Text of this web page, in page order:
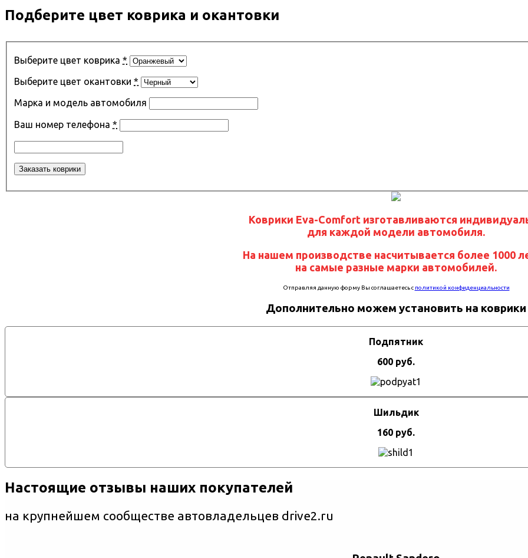
Подберите цвет коврика и окантовки
Выберите цвет коврика *
Выберите цвет окантовки *
Марка и модель автомобиля
Ваш номер телефона *
Коврики Eva-Comfort изготавливаются
для каждой модели автомобиля.
На нашем производстве насчитывается более 1000
на самые разные марки автомобилей.
Отправляя данную форму Вы соглашаетесь с политикой конфиденциальности
Дополнительно можем установить на коврики
Подпятник
600 руб.
Шильдик
160 руб.
Настоящие отзывы наших покупателей
на крупнейшем сообществе автовладельцев drive2.ru